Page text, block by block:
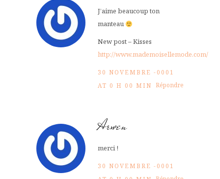
J’aime beaucoup ton
manteau
New post – Kisses
http://www.mademoisellemode.com/
30 NOVEMBRE -0001
AT 0 H 00 MIN Répondre
Arwen
merci !
30 NOVEMBRE -0001